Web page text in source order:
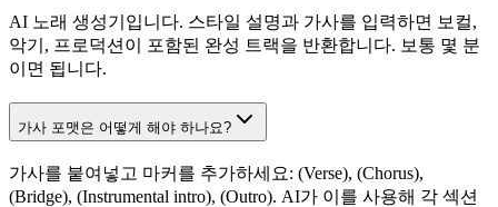
AI 노래 생성기입니다. 스타일 설명과 가사를 입력하면 보컬,
악기, 프로덕션이 포함된 완성 트랙을 반환합니다. 보통 몇 분
이면 됩니다.
가사 포맷은 어떻게 해야 하나요?
가사를 붙여넣고 마커를 추가하세요: (Verse), (Chorus),
(Bridge), (Instrumental intro), (Outro). AI가 이를 사용해 각 섹션